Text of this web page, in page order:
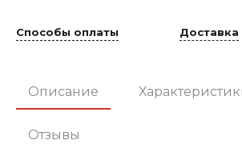
Способы оплаты Доставка
Описание
Отзывы